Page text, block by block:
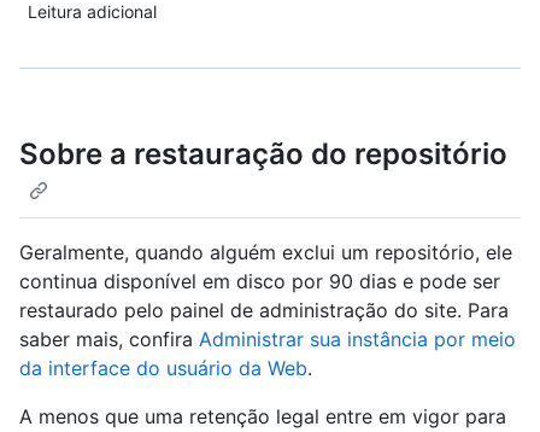
Leitura adicional
Sobre a restauração do repositório
Geralmente, quando alguém exclui um repositório, ele
continua disponível em disco por 90 dias e pode ser
restaurado pelo painel de administração do site. Para
saber mais, confira Administrar sua instância por meio
da interface do usuário da Web.
A menos que uma retenção legal entre em vigor para